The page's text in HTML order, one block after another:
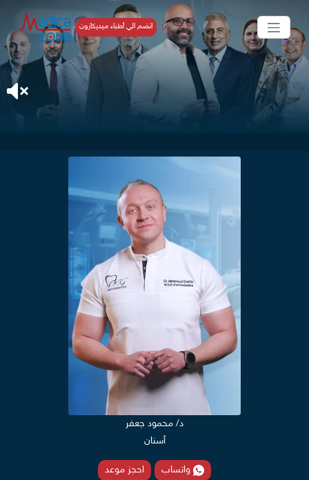
انضم الي أطباء ميديكازون
د/ محمود جعفر
أسنان
واتساب احجز موعد